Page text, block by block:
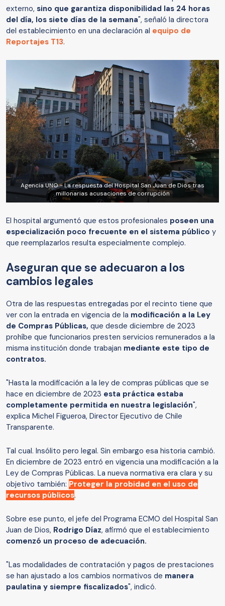
externo, sino que garantiza disponibilidad las 24 horas
del día, los siete días de la semana", señaló la directora
del establecimiento en una declaración al equipo de
Reportajes T13.
Agencia UNO - La respuesta del Hospital San Juan de Dios tras
millonarias acusaciones de corrupción
El hospital argumentó que estos profesionales poseen una
especialización poco frecuente en el sistema público y
que reemplazarlos resulta especialmente complejo.
Aseguran que se adecuaron a los
cambios legales
Otra de las respuestas entregadas por el recinto tiene que
ver con la entrada en vigencia de la modificación a la Ley
de Compras Públicas, que desde diciembre de 2023
prohíbe que funcionarios presten servicios remunerados a la
misma institución donde trabajan mediante este tipo de
contratos.
"Hasta la modificación a la ley de compras públicas que se
hace en diciembre de 2023 esta práctica estaba
completamente permitida en nuestra legislación",
explica Michel Figueroa, Director Ejecutivo de Chile
Transparente.
Tal cual. Insólito pero legal. Sin embargo esa historia cambió.
En diciembre de 2023 entró en vigencia una modificación a la
Ley de Compras Públicas. La nueva normativa era clara y su
objetivo también: Proteger la probidad en el uso de
recursos públicos.
Sobre ese punto, el jefe del Programa ECMO del Hospital San
Juan de Dios, Rodrigo Díaz, afirmó que el establecimiento
comenzó un proceso de adecuación.
"Las modalidades de contratación y pagos de prestaciones
se han ajustado a los cambios normativos de manera
paulatina y siempre fiscalizados", indicó.